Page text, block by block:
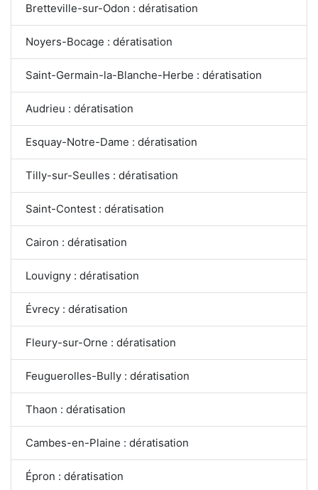
Bretteville-sur-Odon : dératisation
Noyers-Bocage : dératisation
Saint-Germain-la-Blanche-Herbe : dératisation
Audrieu : dératisation
Esquay-Notre-Dame : dératisation
Tilly-sur-Seulles : dératisation
Saint-Contest : dératisation
Cairon : dératisation
Louvigny : dératisation
Évrecy : dératisation
Fleury-sur-Orne : dératisation
Feuguerolles-Bully : dératisation
Thaon : dératisation
Cambes-en-Plaine : dératisation
Épron : dératisation